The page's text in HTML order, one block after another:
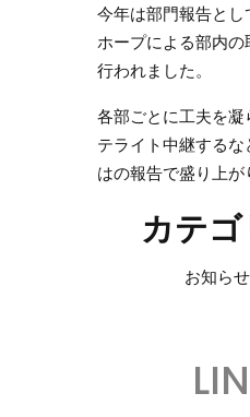
今年は部門報告と
ホープによる部内
行われました。
各部ごとに工夫を
テライト中継する
はの報告で盛り上が
カテ
お知らせ